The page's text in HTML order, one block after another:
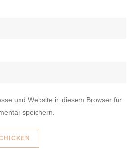
und Website in diesem Browser für
speichern.